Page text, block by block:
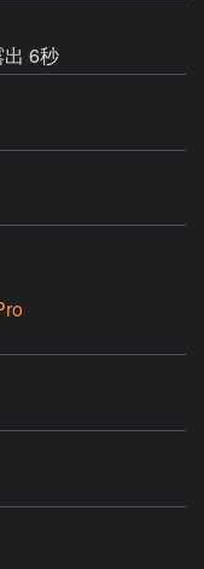
出 6秒